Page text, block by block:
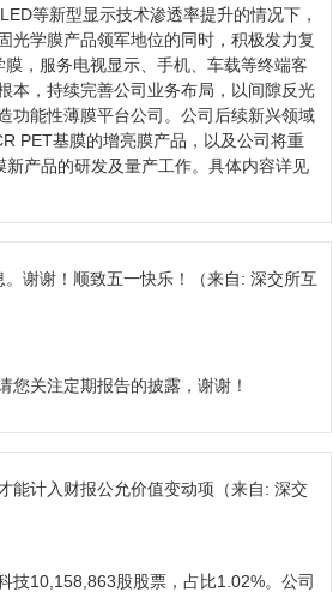
等新型显示技术渗透率提升的情况下，
光学膜产品领军地位的同时，积极发力复
，服务电视显示、手机、车载等终端客
本，持续完善公司业务布局，以间隙反光
功能性薄膜平台公司。公司后续新兴领域
PET基膜的增亮膜产品，以及公司将重
产品的研发及量产工作。具体内容详见
谢谢！顺致五一快乐！
（来自: 深交所互
您关注定期报告的披露，谢谢！
能计入财报公允价值变动项 （来自: 深交
技10,158,863股股票，占比1.02%。公司